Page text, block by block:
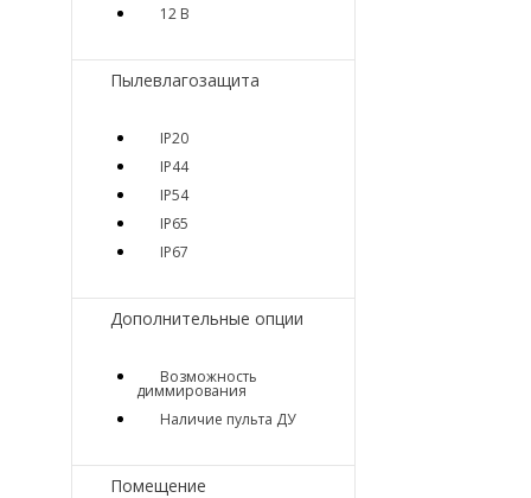
12 В
Пылевлагозащита
IP20
IP44
IP54
IP65
IP67
Дополнительные опции
Возможность
диммирования
Наличие пульта ДУ
Помещение